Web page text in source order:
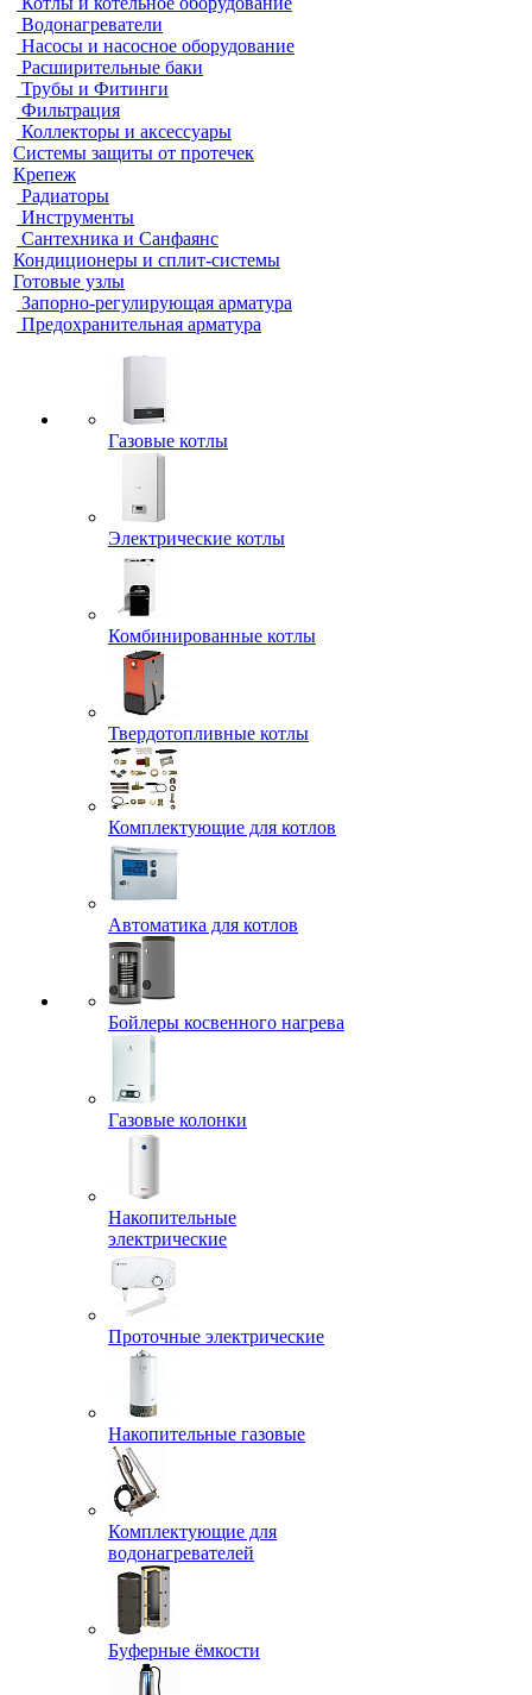
Водонагреватели
Насосы и насосное оборудование
Расширительные баки
Трубы и Фитинги
Фильтрация
Коллекторы и аксессуары
Системы защиты от протечек
Крепеж
Радиаторы
Инструменты
Сантехника и Санфаянс
Кондиционеры и сплит-системы
Готовые узлы
Запорно-регулирующая арматура
Предохранительная арматура
Газовые котлы
Электрические котлы
Комбинированные котлы
Твердотопливные котлы
Комплектующие для котлов
Автоматика для котлов
Бойлеры косвенного нагрева
Газовые колонки
Накопительные
электрические
Проточные электрические
Накопительные газовые
Комплектующие для
водонагревателей
Буферные ёмкости